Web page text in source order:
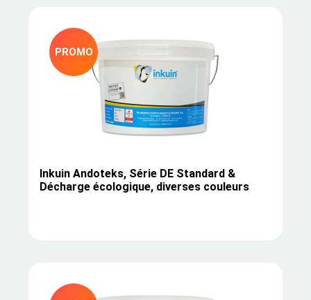
PROMO
Inkuin Andoteks, Série DE Standard &
Décharge écologique, diverses couleurs